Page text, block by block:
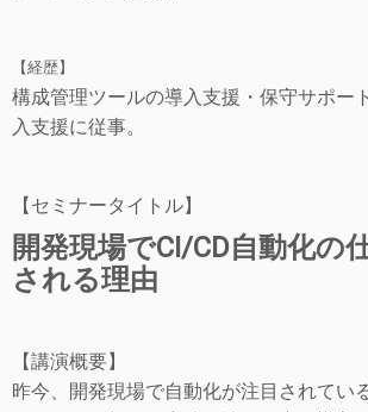
【経歴】
構成管理ツールの導入支援・保守サポー
入支援に従事。
【セミナータイトル】
開発現場でCI/CD自動化の
される理由
【講演概要】
昨今、開発現場で自動化が注目されてい